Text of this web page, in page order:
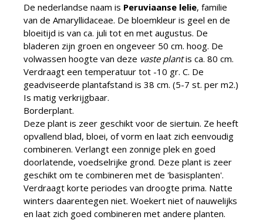
De nederlandse naam is Peruviaanse lelie, familie
van de Amaryllidaceae. De bloemkleur is geel en de
bloeitijd is van ca. juli tot en met augustus. De
bladeren zijn groen en ongeveer 50 cm. hoog. De
volwassen hoogte van deze vaste plantis ca. 80 cm.
Verdraagt een temperatuur tot -10 gr. C. De
geadviseerde plantafstand is 38 cm. (5-7 st. per m2.)
Is matig verkrijgbaar.
Borderplant.
Deze plant is zeer geschikt voor de siertuin. Ze heeft
opvallend blad, bloei, of vorm en laat zich eenvoudig
combineren. Verlangt een zonnige plek en goed
doorlatende, voedselrijke grond. Deze plant is zeer
geschikt om te combineren met de 'basisplanten'.
Verdraagt korte periodes van droogte prima. Natte
winters daarentegen niet. Woekert niet of nauwelijks
en laat zich goed combineren met andere planten.